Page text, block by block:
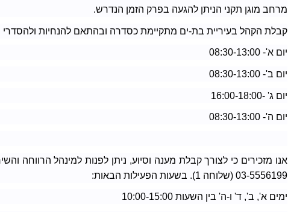
מרחב מוגן תקני הניתן להגעה בפרק הזמן הנדרש.
קבלת הקהל בעיריית בת-ים מתקיימת כסדרה ובהתאם להנחיות ולהסדרי
יום א'- 08:30-13:00
יום ב'- 08:30-13:00
יום ג' -16:00-18:00
יום ה'- 08:30-13:00
אנו מזכירים כי לצורך קבלת מענה וסיוע, ניתן לפנות למינהל הרווחה
03-5556199 (שלוחה 1). בשעות הפעילות הבאות:
ימים א', ב', ד' ו-ה' בין השעות 10:00-15:00